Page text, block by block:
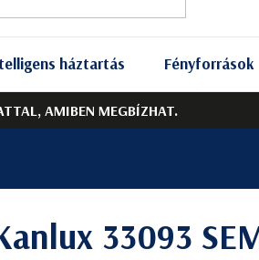
AMIBEN MEGBÍZHAT.
háztartás Fényforrások
33093